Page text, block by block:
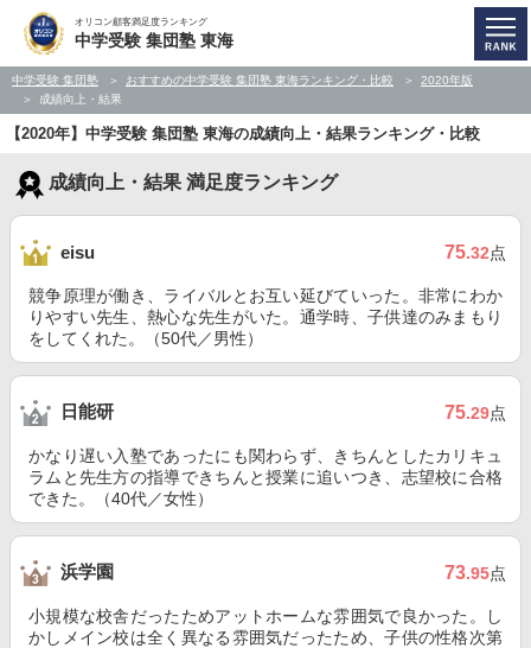
オリコン顧客満足度ランキング
中学受験 集団塾 東海
中学受験 集団塾 おすすめの中学受験 集団塾 東海ランキング・比較
2020年版
成績向上・結果
【2020年】中学受験 集団塾 東海の成績向上・結果ランキング・比較
成績向上・結果 満足度ランキング
eisu 75.32点
競争原理が働き、ライバルとお互い延びていった。非常にわか
りやすい先生、熱心な先生がいた。通学時、子供達のみまもり
をしてくれた。（50代／男性）
日能研 75.29点
かなり遅い入塾であったにも関わらず、きちんとしたカリキュ
ラムと先生方の指導できちんと授業に追いつき、志望校に合格
できた。（40代／女性）
浜学園 73.95点
小規模な校舎だったためアットホームな雰囲気で良かった。し
かしメイン校は全く異なる雰囲気だったため、子供の性格次第